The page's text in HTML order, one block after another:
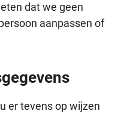
dat we geen
aanpassen of
er tevens op wijzen